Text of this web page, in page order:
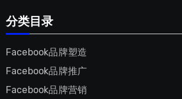
分类目录
Facebook品牌塑造
Facebook品牌推广
Facebook品牌营销